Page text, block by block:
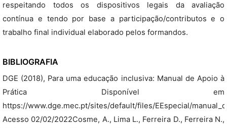
respeitando todos os dispositivos legais da avaliação
contínua e tendo por base a participação/contributos e o
trabalho final individual elaborado pelos formandos.
BIBLIOGRAFIA
DGE (2018), Para uma educação inclusiva: Manual de Apoio à
Prática Disponível em
https://www.dge.mec.pt/sites/default/files/EEspecial/
Acesso 02/02/2022Cosme, A., Lima L., Ferreira D., Ferreira N.,